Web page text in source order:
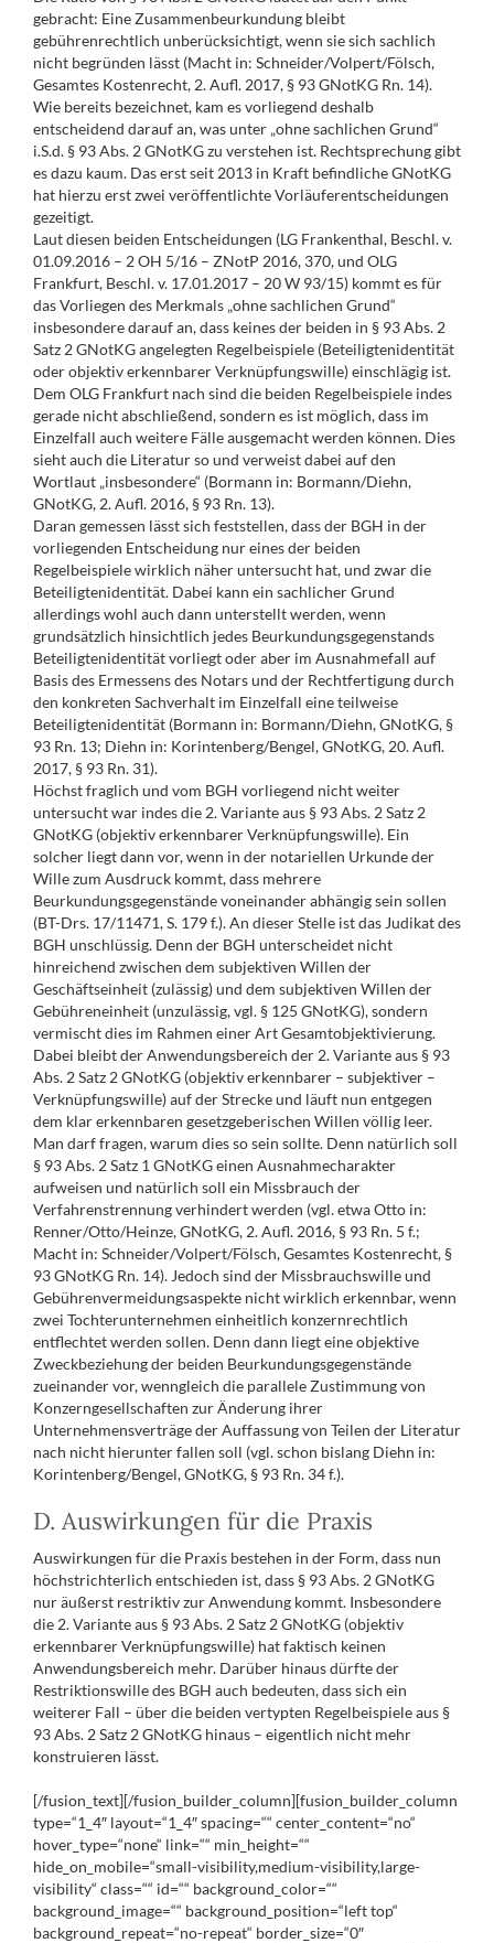
gebracht: Eine Zusammenbeurkundung bleibt
gebührenrechtlich unberücksichtigt, wenn sie sich sachlich
nicht begründen lässt (Macht in: Schneider/Volpert/Fölsch,
Gesamtes Kostenrecht, 2. Aufl. 2017, § 93 GNotKG Rn. 14).
Wie bereits bezeichnet, kam es vorliegend deshalb
entscheidend darauf an, was unter „ohne sachlichen Grund“
i.S.d. § 93 Abs. 2 GNotKG zu verstehen ist. Rechtsprechung gibt
es dazu kaum. Das erst seit 2013 in Kraft befindliche GNotKG
hat hierzu erst zwei veröffentlichte Vorläuferentscheidungen
gezeitigt.
Laut diesen beiden Entscheidungen (LG Frankenthal, Beschl. v.
01.09.2016 – 2 OH 5/16 – ZNotP 2016, 370, und OLG
Frankfurt, Beschl. v. 17.01.2017 – 20 W 93/15) kommt es für
das Vorliegen des Merkmals „ohne sachlichen Grund“
insbesondere darauf an, dass keines der beiden in § 93 Abs. 2
Satz 2 GNotKG angelegten Regelbeispiele (Beteiligtenidentität
oder objektiv erkennbarer Verknüpfungswille) einschlägig ist.
Dem OLG Frankfurt nach sind die beiden Regelbeispiele indes
gerade nicht abschließend, sondern es ist möglich, dass im
Einzelfall auch weitere Fälle ausgemacht werden können. Dies
sieht auch die Literatur so und verweist dabei auf den
Wortlaut „insbesondere“ (Bormann in: Bormann/Diehn,
GNotKG, 2. Aufl. 2016, § 93 Rn. 13).
Daran gemessen lässt sich feststellen, dass der BGH in der
vorliegenden Entscheidung nur eines der beiden
Regelbeispiele wirklich näher untersucht hat, und zwar die
Beteiligtenidentität. Dabei kann ein sachlicher Grund
allerdings wohl auch dann unterstellt werden, wenn
grundsätzlich hinsichtlich jedes Beurkundungsgegenstands
Beteiligtenidentität vorliegt oder aber im Ausnahmefall auf
Basis des Ermessens des Notars und der Rechtfertigung durch
den konkreten Sachverhalt im Einzelfall eine teilweise
Beteiligtenidentität (Bormann in: Bormann/Diehn, GNotKG, §
93 Rn. 13; Diehn in: Korintenberg/Bengel, GNotKG, 20. Aufl.
2017, § 93 Rn. 31).
Höchst fraglich und vom BGH vorliegend nicht weiter
untersucht war indes die 2. Variante aus § 93 Abs. 2 Satz 2
GNotKG (objektiv erkennbarer Verknüpfungswille). Ein
solcher liegt dann vor, wenn in der notariellen Urkunde der
Wille zum Ausdruck kommt, dass mehrere
Beurkundungsgegenstände voneinander abhängig sein sollen
(BT-Drs. 17/11471, S. 179 f.). An dieser Stelle ist das Judikat des
BGH unschlüssig. Denn der BGH unterscheidet nicht
hinreichend zwischen dem subjektiven Willen der
Geschäftseinheit (zulässig) und dem subjektiven Willen der
Gebühreneinheit (unzulässig, vgl. § 125 GNotKG), sondern
vermischt dies im Rahmen einer Art Gesamtobjektivierung.
Dabei bleibt der Anwendungsbereich der 2. Variante aus § 93
Abs. 2 Satz 2 GNotKG (objektiv erkennbarer – subjektiver –
Verknüpfungswille) auf der Strecke und läuft nun entgegen
dem klar erkennbaren gesetzgeberischen Willen völlig leer.
Man darf fragen, warum dies so sein sollte. Denn natürlich soll
§ 93 Abs. 2 Satz 1 GNotKG einen Ausnahmecharakter
aufweisen und natürlich soll ein Missbrauch der
Verfahrenstrennung verhindert werden (vgl. etwa Otto in:
Renner/Otto/Heinze, GNotKG, 2. Aufl. 2016, § 93 Rn. 5 f.;
Macht in: Schneider/Volpert/Fölsch, Gesamtes Kostenrecht, §
93 GNotKG Rn. 14). Jedoch sind der Missbrauchswille und
Gebührenvermeidungsaspekte nicht wirklich erkennbar, wenn
zwei Tochterunternehmen einheitlich konzernrechtlich
entflechtet werden sollen. Denn dann liegt eine objektive
Zweckbeziehung der beiden Beurkundungsgegenstände
zueinander vor, wenngleich die parallele Zustimmung von
Konzerngesellschaften zur Änderung ihrer
Unternehmensverträge der Auffassung von Teilen der Literatur
nach nicht hierunter fallen soll (vgl. schon bislang Diehn in:
Korintenberg/Bengel, GNotKG, § 93 Rn. 34 f.).
D. Auswirkungen für die Praxis
Auswirkungen für die Praxis bestehen in der Form, dass nun
höchstrichterlich entschieden ist, dass § 93 Abs. 2 GNotKG
nur äußerst restriktiv zur Anwendung kommt. Insbesondere
die 2. Variante aus § 93 Abs. 2 Satz 2 GNotKG (objektiv
erkennbarer Verknüpfungswille) hat faktisch keinen
Anwendungsbereich mehr. Darüber hinaus dürfte der
Restriktionswille des BGH auch bedeuten, dass sich ein
weiterer Fall – über die beiden vertypten Regelbeispiele aus §
93 Abs. 2 Satz 2 GNotKG hinaus – eigentlich nicht mehr
konstruieren lässt.
[/fusion_text][/fusion_builder_column][fusion_builder_column
type=“1_4″ layout=“1_4″ spacing=““ center_content=“no“
hover_type=“none“ link=““ min_height=““
hide_on_mobile=“small-visibility,medium-visibility,large-
visibility“ class=““ id=““ background_color=““
background_image=““ background_position=“left top“
background_repeat=“no-repeat“ border_size=“0″